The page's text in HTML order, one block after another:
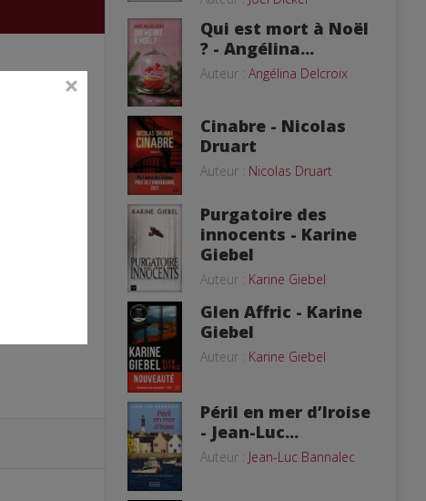
Qui est mort à Noël
? - Angélina...
Auteur : Angélina Delcroix
Cinabre - Nicolas
Druart
Auteur : Nicolas Druart
Purgatoire des
innocents - Karine
Giebel
Auteur : Karine Giebel
Glen Affric - Karine
Giebel
Auteur : Karine Giebel
Péril en mer d’Iroise
- Jean-Luc...
Auteur : Jean-Luc Bannalec